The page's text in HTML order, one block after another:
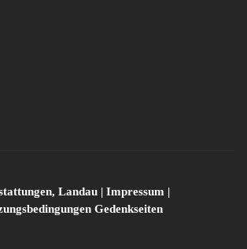
Landau | Impressum |
Gedenkseiten